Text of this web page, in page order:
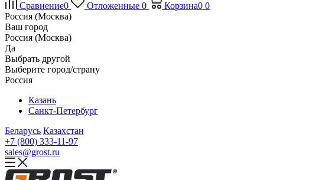
Сравнение0 Отложенные 0 Корзина0 0
Россия (Москва)
Ваш город
Россия (Москва)
Да
Выбрать другой
Выберите город/страну
Россия
Казань
Санкт-Петербург
Беларусь Казахстан
+7 (800) 333-11-97
sales@grost.ru